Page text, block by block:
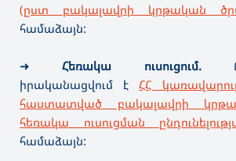
(ըստ բակալավրի կրթական
համաձայն:
➜Հեռակա ուսուցում.
իրականացվում է ՀՀ
հաստատված բակալավրի
հեռակա ուսուցման
համաձայն: